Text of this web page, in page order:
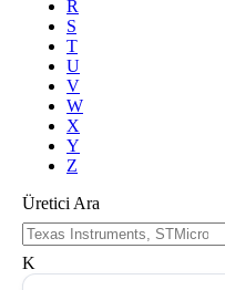
R
S
T
U
V
W
X
Y
Z
Üretici Ara
K